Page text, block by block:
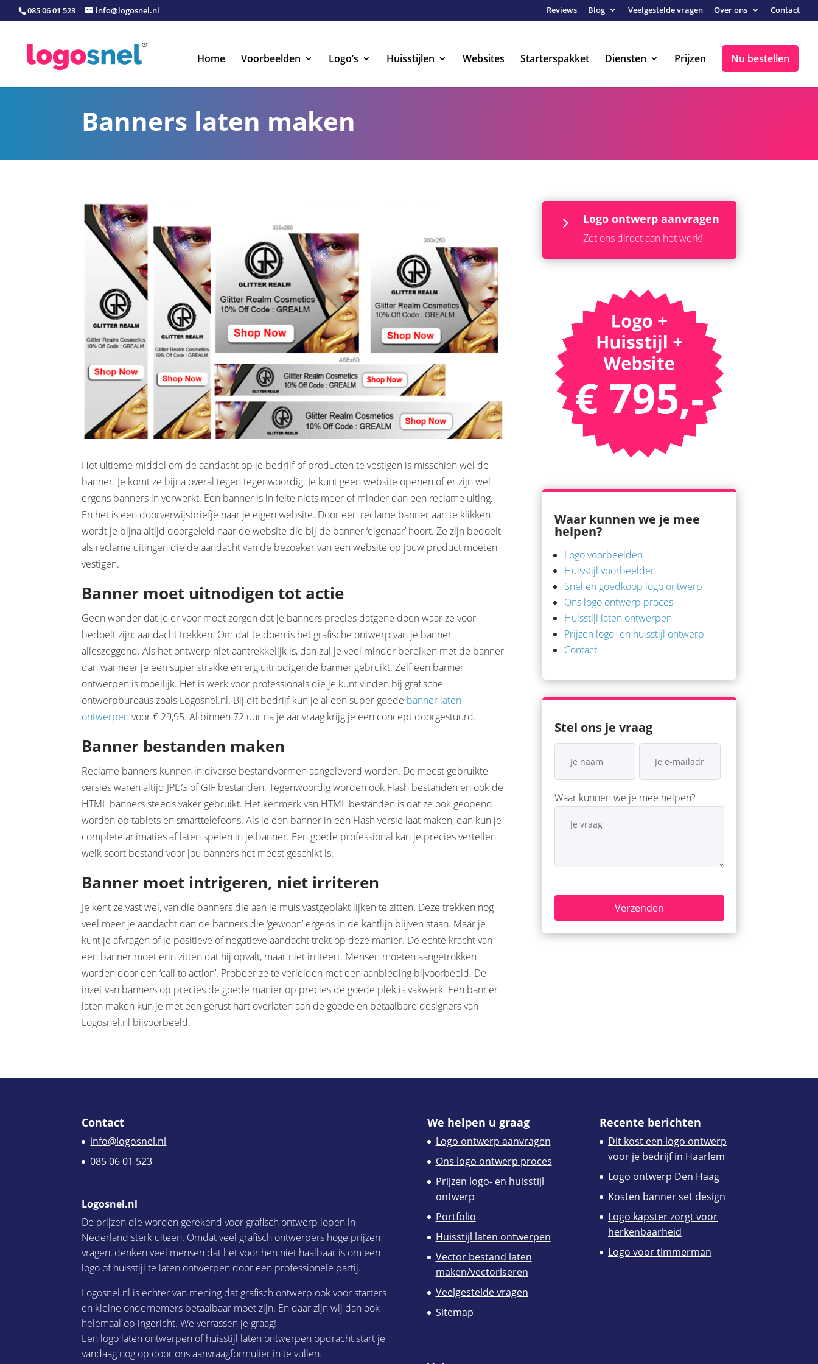
085 06 01 523 info@logosnel.nl Reviews Blog Veelgestelde vragen Over ons Contact
Home Voorbeelden Logo’s Huisstijlen Websites Starterspakket Diensten Prijzen Nu bestellen
Banners laten maken
Het ultieme middel om de aandacht op je bedrijf of producten te vestigen is misschien wel de
banner. Je komt ze bijna overal tegen tegenwoordig. Je kunt geen website openen of er zijn wel
ergens banners in verwerkt. Een banner is in feite niets meer of minder dan een reclame uiting.
En het is een doorverwijsbriefje naar je eigen website. Door een reclame banner aan te klikken
wordt je bijna altijd doorgeleid naar de website die bij de banner ‘eigenaar’ hoort. Ze zijn bedoelt
als reclame uitingen die de aandacht van de bezoeker van een website op jouw product moeten
vestigen.
Banner moet uitnodigen tot actie
Geen wonder dat je er voor moet zorgen dat je banners precies datgene doen waar ze voor
bedoelt zijn: aandacht trekken. Om dat te doen is het grafische ontwerp van je banner
alleszeggend. Als het ontwerp niet aantrekkelijk is, dan zul je veel minder bereiken met de banner
dan wanneer je een super strakke en erg uitnodigende banner gebruikt. Zelf een banner
ontwerpen is moeilijk. Het is werk voor professionals die je kunt vinden bij grafische
ontwerpbureaus zoals Logosnel.nl. Bij dit bedrijf kun je al een super goede banner laten
ontwerpenvoor € 29,95. Al binnen 72 uur na je aanvraag krijg je een concept doorgestuurd.
Banner bestanden maken
Reclame banners kunnen in diverse bestandvormen aangeleverd worden. De meest gebruikte
versies waren altijd JPEG of GIF bestanden. Tegenwoordig worden ook Flash bestanden en ook de
HTML banners steeds vaker gebruikt. Het kenmerk van HTML bestanden is dat ze ook geopend
worden op tablets en smarttelefoons. Als je een banner in een Flash versie laat maken, dan kun je
complete animaties af laten spelen in je banner. Een goede professional kan je precies vertellen
welk soort bestand voor jou banners het meest geschikt is.
Banner moet intrigeren, niet irriteren
Je kent ze vast wel, van die banners die aan je muis vastgeplakt lijken te zitten. Deze trekken nog
veel meer je aandacht dan de banners die ‘gewoon’ ergens in de kantlijn blijven staan. Maar je
kunt je afvragen of je positieve of negatieve aandacht trekt op deze manier. De echte kracht van
een banner moet erin zitten dat hij opvalt, maar niet irriteert. Mensen moeten aangetrokken
worden door een ‘call to action’. Probeer ze te verleiden met een aanbieding bijvoorbeeld. De
inzet van banners op precies de goede manier op precies de goede plek is vakwerk. Een banner
laten maken kun je met een gerust hart overlaten aan de goede en betaalbare designers van
Logosnel.nl bijvoorbeeld.
5 Logo ontwerp aanvragen
Zet ons direct aan het werk!
Waar kunnen we je mee
helpen?
Logo voorbeelden
Huisstijl voorbeelden
Snel en goedkoop logo ontwerp
Ons logo ontwerp proces
Huisstijl laten ontwerpen
Prijzen logo- en huisstijl ontwerp
Contact
Stel ons je vraag
Waar kunnen we je mee helpen?
Contact
info@logosnel.nl
085 06 01 523
Logosnel.nl
De prijzen die worden gerekend voor grafisch ontwerp lopen in
Nederland sterk uiteen. Omdat veel grafisch ontwerpers hoge prijzen
vragen, denken veel mensen dat het voor hen niet haalbaar is om een
logo of huisstijl te laten ontwerpen door een professionele partij.
Logosnel.nl is echter van mening dat grafisch ontwerp ook voor starters
en kleine ondernemers betaalbaar moet zijn. En daar zijn wij dan ook
helemaal op ingericht. We verrassen je graag!
Een logo laten ontwerpen ofhuisstijl laten ontwerpen opdracht start je
vandaag nog op door ons aanvraagformulier in te vullen.
We helpen u graag
Logo ontwerp aanvragen
Ons logo ontwerp proces
Prijzen logo- en huisstijl
ontwerp
Portfolio
Huisstijl laten ontwerpen
Vector bestand laten
maken/vectoriseren
Veelgestelde vragen
Sitemap
Recente berichten
Dit kost een logo ontwerp
voor je bedrijf in Haarlem
Logo ontwerp Den Haag
Kosten banner set design
Logo kapster zorgt voor
herkenbaarheid
Logo voor timmerman